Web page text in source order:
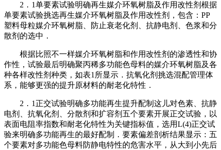
2．1单要素试验明确再生媒介环氧树脂及作用改性剂根据
单要素试验挑选再生媒介环氧树脂及作用改性剂，包含：PP
塑料母粒媒介环氧树脂、防止衰老化剂、抗静电剂、色浆和分
散剂的选中．
根据比照不一样媒介环氧树脂和作用改性剂的渗透性和协
作性，试验最后明确聚丙稀多功能色母料的媒介环氧树脂及各
种各样改性剂种类，如表1所显示．抗氧化剂挑选混配管理体
系，能够更强的提升原材料的耐老化特性．
2．1正交试验明确多功能再生提升配制这儿对色素、抗静
电剂、抗氧化剂、分散剂和扩容剂五个要素开展正交试验，以
表面电阻率指数和耐老化特性为关键指标值，选用L(4)正交试
验来明确多功能再生的最好配制．要素偏差剖析结果显示：五
个要素对多功能色母料防静电特性的危害水平，从大到小先后